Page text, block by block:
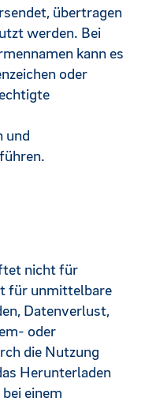
übertragen
werden. Bei
kann es
oder
und
nicht für
für unmittelbare
Datenverlust,
oder
die Nutzung
Herunterladen
einem